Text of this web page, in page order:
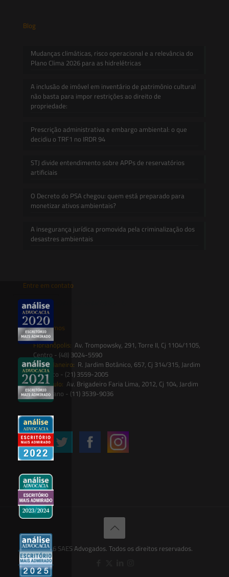
Blog
Mudanças climáticas, risco operacional e a relevância do
Plano Clima 2026 para as hidrelétricas
A inclusão de imóvel em inventário de patrimônio cultural
não basta para impor restrições ao direito de
propriedade:
Prescrição administrativa e embargo ambiental: o que
decidiu o TRF1 no IRDR 94
STJ divide entendimento sobre APPs de reservatórios
artificiais
O Decreto do PSA chegou: quem está preparado para
monetizar ativos ambientais?
A insegurança jurídica promovida pela criminalização dos
desastres ambientais
Entre em contato
contato@saesadvogados.com.br
Onde estamos
Florianópolis: Av. Trompowsky, 291, Torre II, Cj 1104/1105,
Centro - (48) 3024-5590
Rio de Janeiro: R. Jardim Botânico, 657, Cj 314/315, Jardim
Botânico - (21) 3559-2005
São Paulo: Av. Brigadeiro Faria Lima, 2012, Cj 104, Jardim
Paulistano - (11) 3539-9036
Siga-nos
© 2026 SAES Advogados. Todos os direitos reservados.